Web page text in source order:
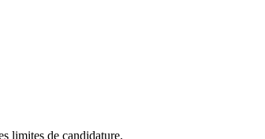
limites de candidature.